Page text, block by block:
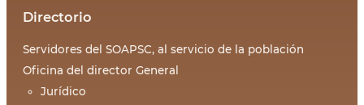
Directorio
Servidores del SOAPSC, al servicio de la población
Oficina del director General
Jurídico